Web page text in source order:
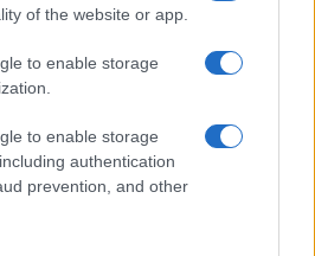
of the website or app.
to enable storage
to enable storage
authentication
prevention, and other